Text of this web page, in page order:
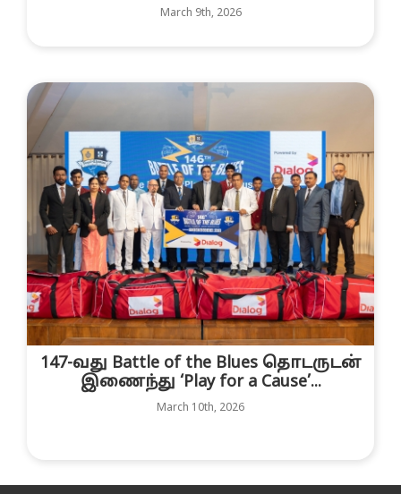
March 9th, 2026
147-வது Battle of the Blues தொடருடன்
இணைந்து ‘Play for a Cause’...
March 10th, 2026